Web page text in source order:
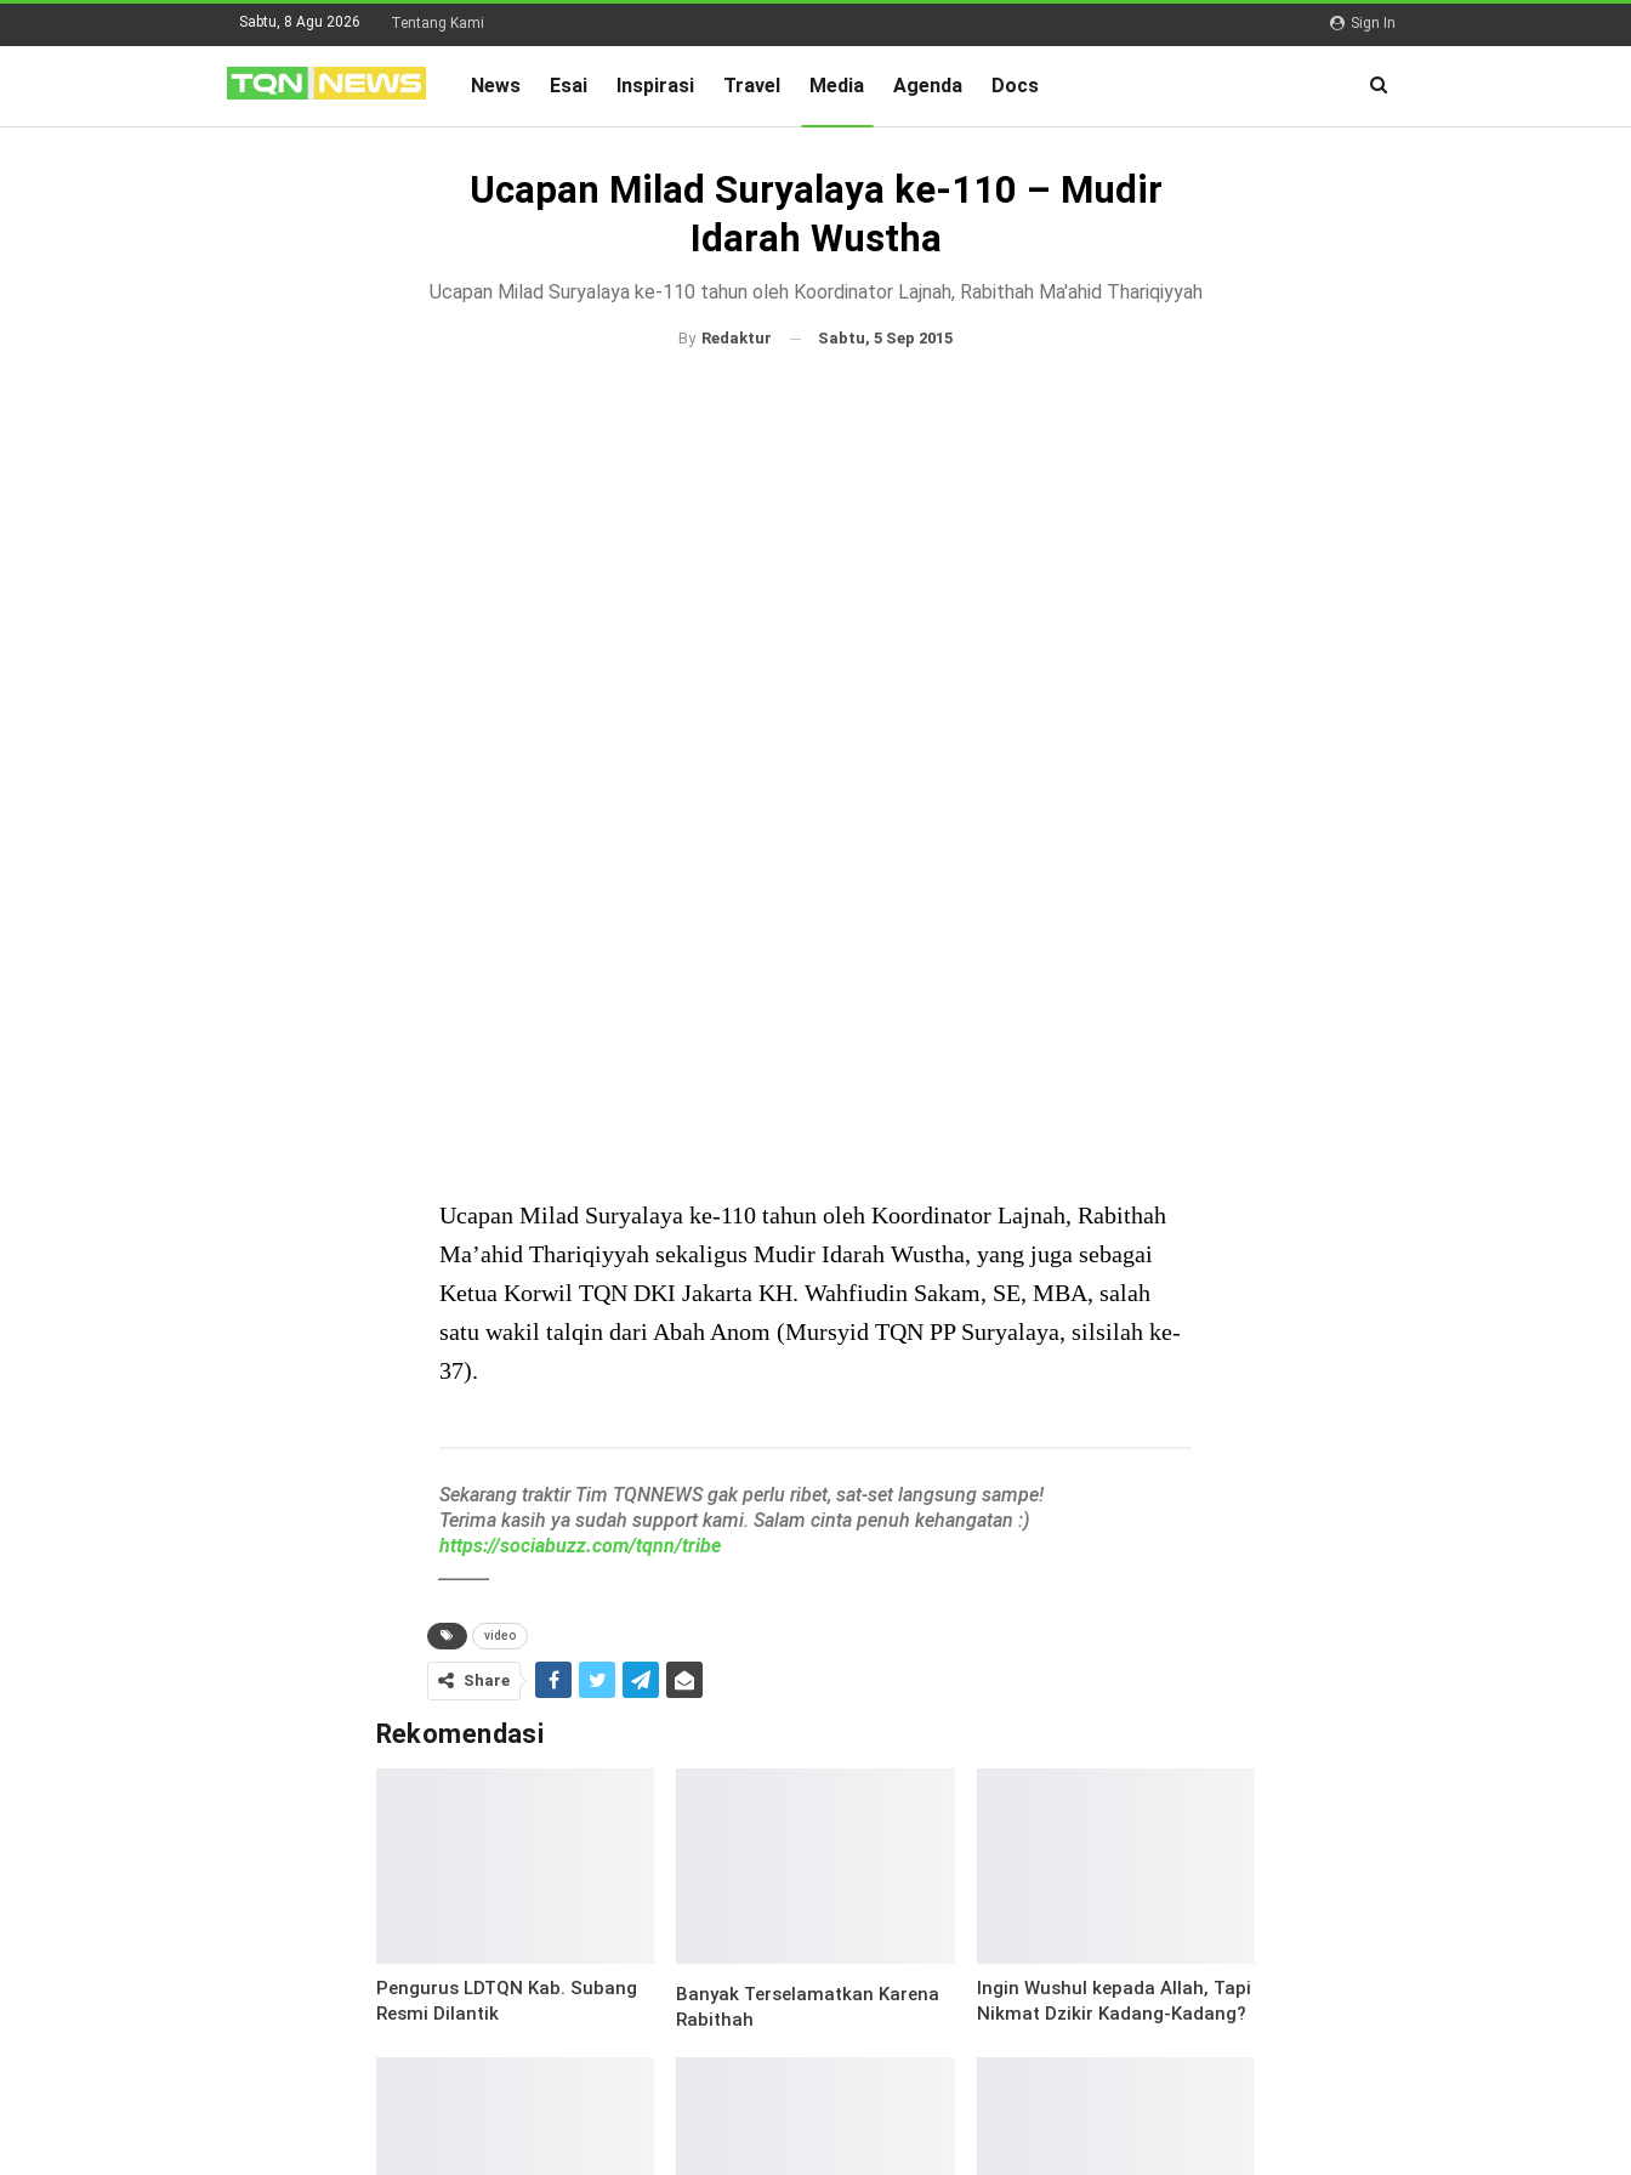
Sign In
Sabtu, 8 Agu 2026 Tentang Kami
News Esai Inspirasi Travel Media Agenda Docs
Ucapan Milad Suryalaya ke-110 – Mudir
Idarah Wustha
Ucapan Milad Suryalaya ke-110 tahun oleh Koordinator Lajnah, Rabithah Ma'ahid Thariqiyyah
By Redaktur Sabtu, 5 Sep 2015
Ucapan Milad Suryalaya ke-110 tahun oleh Koordinator Lajnah, Rabithah
Ma’ahid Thariqiyyah sekaligus Mudir Idarah Wustha, yang juga sebagai
Ketua Korwil TQN DKI Jakarta KH. Wahfiudin Sakam, SE, MBA, salah
satu wakil talqin dari Abah Anom (Mursyid TQN PP Suryalaya, silsilah ke-
37).
Sekarang traktir Tim TQNNEWS gak perlu ribet, sat-set langsung sampe!
Terima kasih ya sudah support kami. Salam cinta penuh kehangatan :)
https://sociabuzz.com/tqnn/tribe
video
Share
Rekomendasi
Pengurus LDTQN Kab. Subang
Resmi Dilantik
Banyak Terselamatkan Karena
Rabithah
Ingin Wushul kepada Allah, Tapi
Nikmat Dzikir Kadang-Kadang?